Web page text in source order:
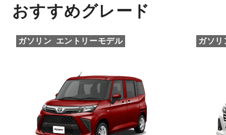
おすすめグレード
ガソリン エントリーモデル ガソリ